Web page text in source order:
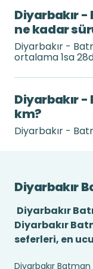
Diyarbakır -
ne kadar
Diyarbakır -
ortalama 1sa
Diyarbakır -
km?
Diyarbakır -
Diyarbakır
Diyarbakır
Diyarbakır
seferleri, en
Diyarbakır